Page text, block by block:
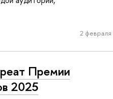
2 февраля
Премии
2025